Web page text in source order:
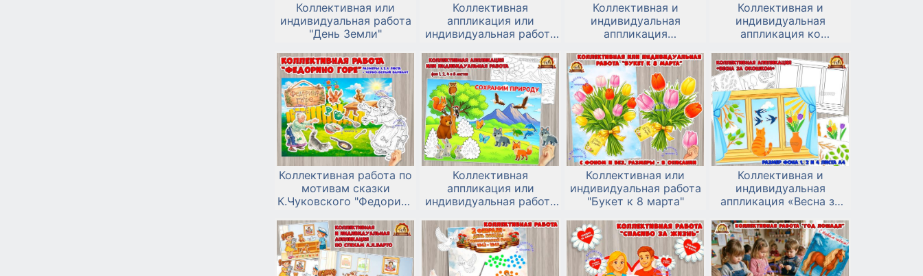
Коллективная или
индивидуальная работа
"День Земли"
Коллективная
аппликация или
индивидуальная работа
апреля
Коллективная и
индивидуальная
аппликация
Коллективная и
индивидуальная
аппликация ко
Водных ресурсов — 22
марта
Коллективная работа по
мотивам сказки
К.Чуковского "Федорино
Коллективная
аппликация или
индивидуальная работа
дикой природы или
любому экологическому
празднику
Коллективная или
индивидуальная работа
"Букет к 8 марта"
Коллективная и
индивидуальная
аппликация «Весна за